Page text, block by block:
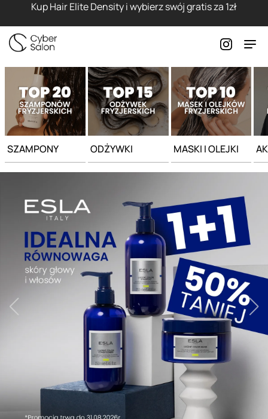
Kup Hair Elite Density i wybierz swój gratis za 1zł
SZAMPONY ODŻYWKI MASKI I OLEJKI
Strona główna - Cyber Salon